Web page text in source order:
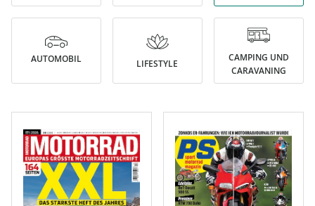
AUTOMOBIL LIFESTYLE
CAMPING UND
CARAVANING